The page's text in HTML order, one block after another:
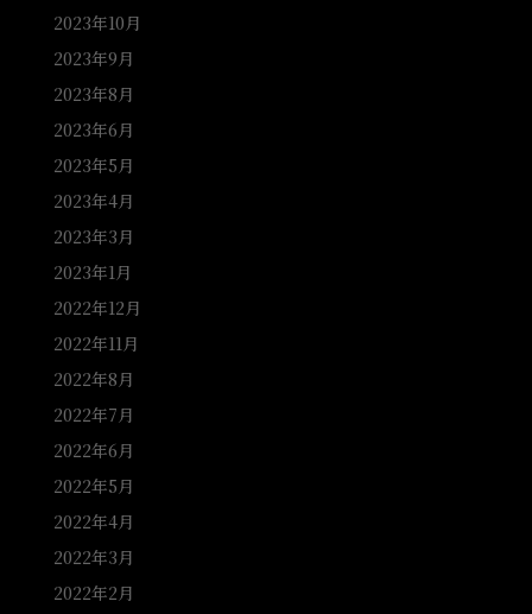
2023年10月
2023年9月
2023年8月
2023年6月
2023年5月
2023年4月
2023年3月
2023年1月
2022年12月
2022年11月
2022年8月
2022年7月
2022年6月
2022年5月
2022年4月
2022年3月
2022年2月